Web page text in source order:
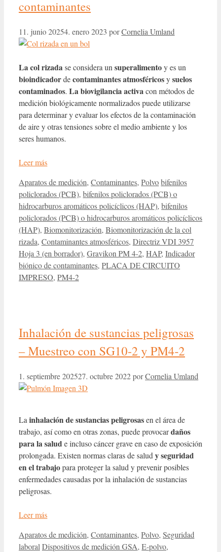
contaminantes
11. junio 20254. enero 2023 porCornelia Umland
La col rizadase considera un superalimentoy es un
bioindicadordecontaminantes atmosféricosysuelos
contaminados. La biovigilancia activacon métodos de
medición biológicamente normalizados puede utilizarse
para determinar y evaluar los efectos de la contaminación
de aire y otras tensiones sobre el medio ambiente y los
seres humanos.
Leer más
Categorías
Aparatos de medición, Contaminantes, PolvoEtiquetas
bifenilos
policlorados (PCB), bifenilos policlorados (PCB) o
hidrocarburos aromáticos policíclicos (HAP), bifenilos
policlorados (PCB) o hidrocarburos aromáticos policíclicos
(HAP), Biomonitorización, Biomonitorización de la col
rizada, Contaminantes atmosféricos, Directriz VDI 3957
Hoja 3 (en borrador), Gravikon PM 4-2, HAP, Indicador
biónico de contaminantes, PLACA DE CIRCUITO
IMPRESO, PM4-2
Inhalación de sustancias peligrosas
– Muestreo con SG10-2 y PM4-2
1. septiembre 202527. octubre 2022porCornelia Umland
La inhalación de sustancias peligrosasen el área de
trabajo, así como en otras zonas, puede provocardaños
para la salude incluso cáncer grave en caso de exposición
prolongada. Existen normas claras de salud y seguridad
en el trabajopara proteger la salud y prevenir posibles
enfermedades causadas por la inhalación de sustancias
peligrosas.
Leer más
Categorías
Aparatos de medición, Contaminantes, Polvo, Seguridad
laboral Etiquetas
Dispositivos de medición GSA, E-polvo,